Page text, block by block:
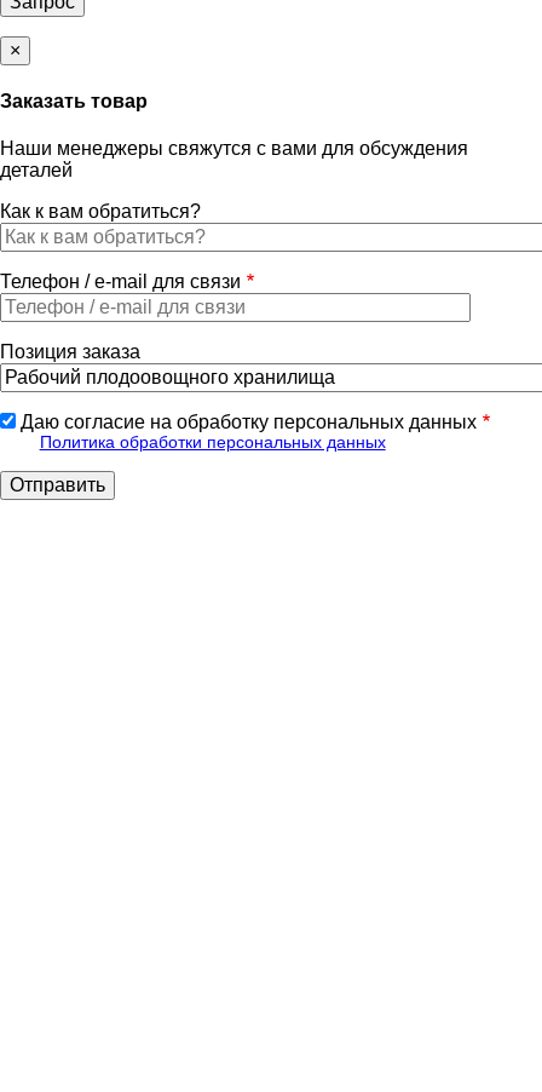
×
Заказать товар
Наши менеджеры свяжутся с вами для обсуждения
деталей
Как к вам обратиться?
Телефон / e-mail для связи
Позиция заказа
Даю согласие на обработку персональных данных
Политика обработки персональных данных